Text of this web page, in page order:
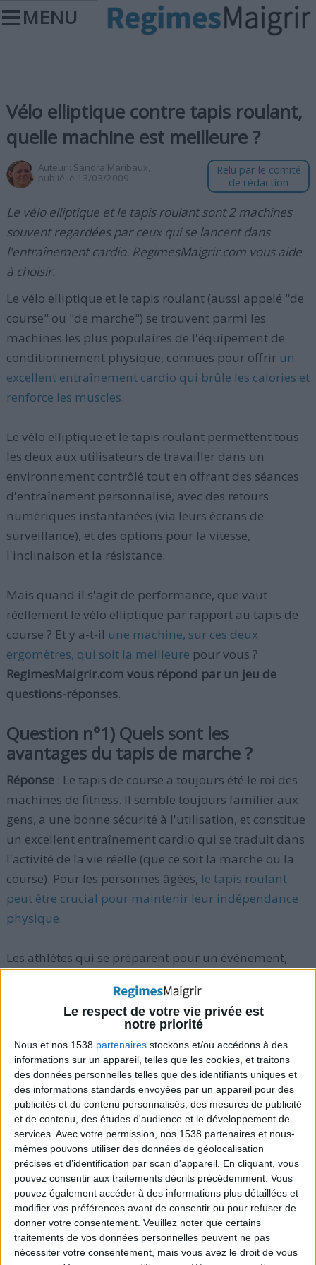
Le respect de votre vie privée est
notre priorité
Nous et nos 1538 partenaires stockons et/ou accédons à des
informations sur un appareil, telles que les cookies, et traitons
des données personnelles telles que des identifiants uniques et
des informations standards envoyées par un appareil pour des
publicités et du contenu personnalisés, des mesures de publicité
et de contenu, des études d'audience et le développement de
services. Avec votre permission, nos 1538 partenaires et nous-
mêmes pouvons utiliser des données de géolocalisation
précises et d’identification par scan d'appareil. En cliquant, vous
pouvez consentir aux traitements décrits précédemment. Vous
pouvez également accéder à des informations plus détaillées et
modifier vos préférences avant de consentir ou pour refuser de
donner votre consentement. Veuillez noter que certains
traitements de vos données personnelles peuvent ne pas
nécessiter votre consentement, mais vous avez le droit de vous
MENU
Vélo elliptique contre tapis roulant,
quelle machine est meilleure ?
Auteur : Sandra Maribaux,
publié le 13/03/2009
Relu par le comité
de rédaction
Le vélo elliptique et le tapis roulant sont 2 machines
souvent regardées par ceux qui se lancent dans
l'entraînement cardio. RegimesMaigrir.com vous aide
à choisir.
Le vélo elliptique et le tapis roulant (aussi appelé "de
course" ou "de marche") se trouvent parmi les
machines les plus populaires de l'équipement de
conditionnement physique, connues pour offrir un
excellent entraînement cardio qui brûle les calories et
renforce les muscles.
Le vélo elliptique et le tapis roulant permettent tous
les deux aux utilisateurs de travailler dans un
environnement contrôlé tout en offrant des séances
d'entraînement personnalisé, avec des retours
numériques instantanées (via leurs écrans de
surveillance), et des options pour la vitesse,
l'inclinaison et la résistance.
Mais quand il s'agit de performance, que vaut
réellement le vélo elliptique par rapport au tapis de
course ? Et y a-t-il une machine, sur ces deux
ergomètres, qui soit la meilleure pour vous ?
RegimesMaigrir.com vous répond par un jeu de
questions-réponses.
Question n°1) Quels sont les
avantages du tapis de marche ?
Réponse: Le tapis de course a toujours été le roi des
machines de fitness. Il semble toujours familier aux
gens, a une bonne sécurité à l'utilisation, et constitue
un excellent entraînement cardio qui se traduit dans
l'activité de la vie réelle (que ce soit la marche ou la
course). Pour les personnes âgées, le tapis roulant
peut être crucial pour maintenir leur indépendance
physique.
Les athlètes qui se préparent pour un événement,
course, pourraient préférer le tapis de marche, car ils
peuvent faire des types d'entraînement spécifiques
en vue de leurs objectifs. Cet instrument fitness est
idéal pourse préparer au sprint ou au marathon, par
exemple. Sur cet outil de remise en forme, les athlètes
peuvent se concentrer sur la vitesse ou la longueur de
la foulée.
Question n°2) Quels sont les
inconvénients du tapis roulant ?
Réponse: Courir est une activité avec des impacts
forts, et continuer à battre vos pieds sur la ceinture
de la machine peut stresser les articulations avec le